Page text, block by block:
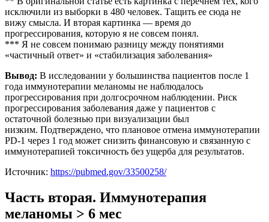
исключили из выборки в 480 человек. Тащить ее сюда не
вижу смысла. И вторая картинка — время до
прогрессирования, которую я не совсем понял.
*** Я не совсем понимаю разницу между понятиями
«частичный ответ» и «стабилизация заболевания»
Вывод: В исследовании у большинства пациентов после 1
года иммунотерапии меланомы не наблюдалось
прогрессирования при долгосрочном наблюдении. Риск
прогрессирования заболевания даже у пациентов с
остаточной болезнью при визуализации был
низким. Подтверждено, что плановое отмена иммунотерапии
PD-1 через 1 год может снизить финансовую и связанную с
иммунотерапией токсичность без ущерба для результатов.
Источник: https://pubmed.gov/33500258/
Часть вторая. Иммунотерапия
меланомы > 6 мес